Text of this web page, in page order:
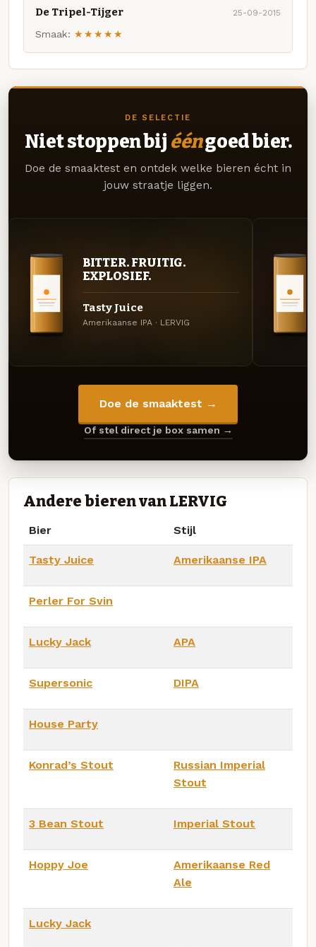
De Tripel-Tijger 25-09-2015
Smaak: ★★★★★
DE SELECTIE
Niet stoppen bij ééngoed bier.
Doe de smaaktest en ontdek welke bieren écht in
jouw straatje liggen.
BITTER. FRUITIG.
EXPLOSIEF.
Tasty Juice
Amerikaanse IPA · LERVIG
Doe de smaaktest →
Of stel direct je box samen →
Andere bieren van LERVIG
Bier Stijl
Tasty Juice Amerikaanse IPA
Perler For Svin
Lucky Jack APA
Supersonic DIPA
House Party
Konrad’s Stout
Russian Imperial
Stout
3 Bean Stout Imperial Stout
Hoppy Joe
Amerikaanse Red
Ale
Lucky Jack